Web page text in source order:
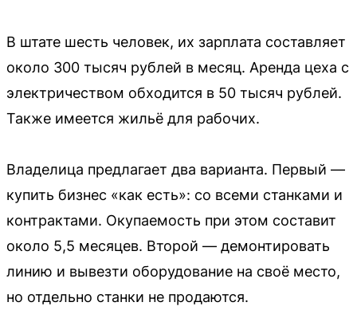
В штате шесть человек, их зарплата составляет
около 300 тысяч рублей в месяц. Аренда цеха с
электричеством обходится в 50 тысяч рублей.
Также имеется жильё для рабочих.
Владелица предлагает два варианта. Первый —
купить бизнес «как есть»: со всеми станками и
контрактами. Окупаемость при этом составит
около 5,5 месяцев. Второй — демонтировать
линию и вывезти оборудование на своё место,
но отдельно станки не продаются.